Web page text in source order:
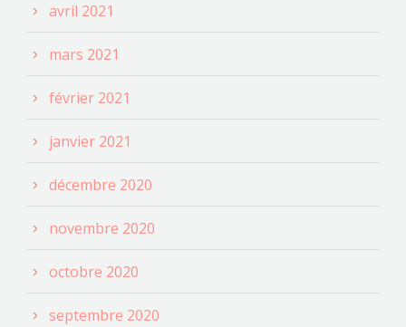
avril 2021
mars 2021
février 2021
janvier 2021
décembre 2020
novembre 2020
octobre 2020
septembre 2020